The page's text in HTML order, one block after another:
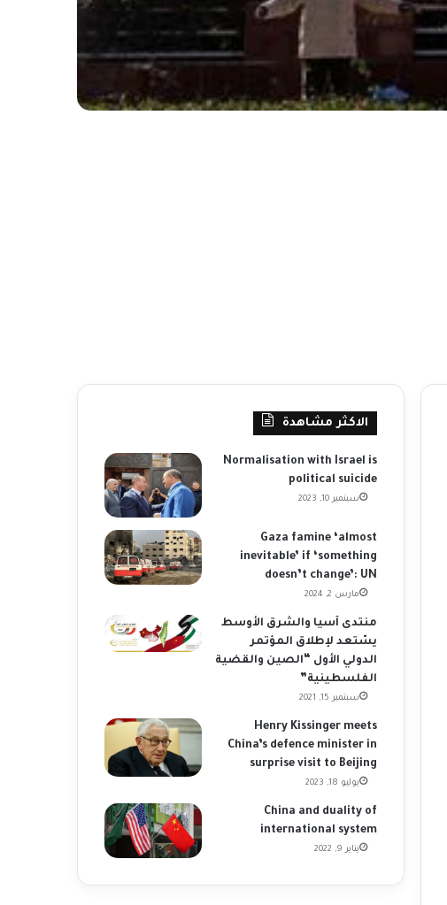
الاكثر مشاهدة
Normalisation with Israel is
political suicide
سبتمبر 10, 2023
Gaza famine ‘almost
inevitable’ if ‘something
doesn’t change’: UN
مارس 2, 2024
منتدى آسيا والشرق الأوسط
يسّتعد لإطلاق المؤتمر
الدولي الأول “الصين والقضية
الفلسطينية”
سبتمبر 15, 2021
Henry Kissinger meets
China’s defence minister in
surprise visit to Beijing
يوليو 18, 2023
China and duality of
international system
يناير 9, 2022